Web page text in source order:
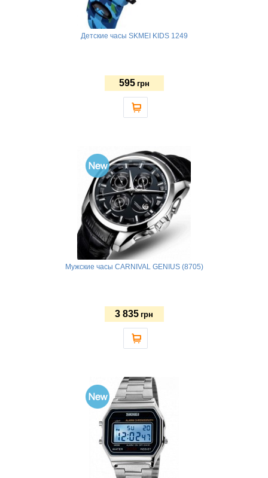
Детские часы SKMEI KIDS 1249
595 грн
Мужские часы CARNIVAL GENIUS (8705)
3 835 грн